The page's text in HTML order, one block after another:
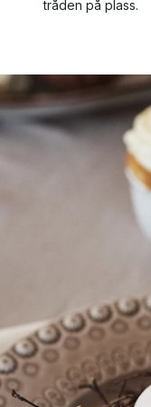
tråden på plass.